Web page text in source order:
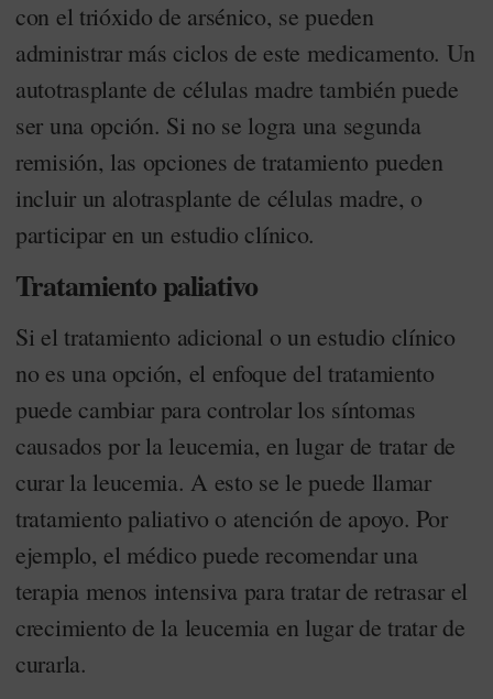
con el trióxido de arsénico, se pueden
administrar más ciclos de este medicamento. Un
autotrasplante de células madre también puede
ser una opción. Si no se logra una segunda
remisión, las opciones de tratamiento pueden
incluir un alotrasplante de células madre, o
participar en un estudio clínico.
Tratamiento paliativo
Si el tratamiento adicional o un estudio clínico
no es una opción, el enfoque del tratamiento
puede cambiar para controlar los síntomas
causados por la leucemia, en lugar de tratar de
curar la leucemia. A esto se le puede llamar
tratamiento paliativo o atención de apoyo. Por
ejemplo, el médico puede recomendar una
terapia menos intensiva para tratar de retrasar el
crecimiento de la leucemia en lugar de tratar de
curarla.